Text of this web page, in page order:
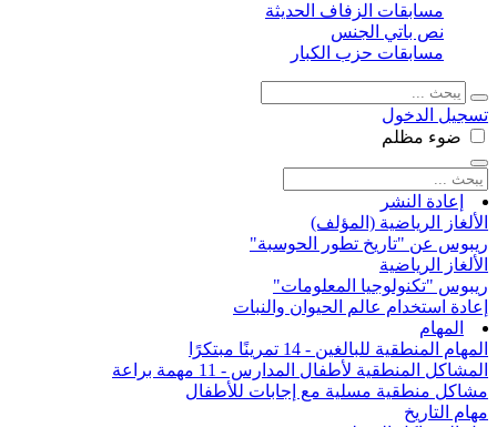
مسابقات الزفاف الحديثة
نص باتي الجنس
مسابقات حزب الكبار
تسجيل الدخول
ضوء مظلم
إعادة النشر
الألغاز الرياضية (المؤلف)
ريبوس عن "تاريخ تطور الحوسبة"
الألغاز الرياضية
ريبوس "تكنولوجيا المعلومات"
إعادة استخدام عالم الحيوان والنبات
المهام
المهام المنطقية للبالغين - 14 تمرينًا مبتكرًا
المشاكل المنطقية لأطفال المدارس - 11 مهمة براعة
مشاكل منطقية مسلية مع إجابات للأطفال
مهام التاريخ